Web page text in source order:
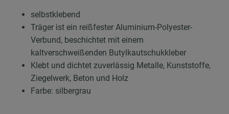
selbstklebend
Träger ist ein reißfester Aluminium-Polyester-
Verbund, beschichtet mit einem
kaltverschweißenden Butylkautschukkleber
Klebt und dichtet zuverlässig Metalle, Kunststoffe,
Ziegelwerk, Beton und Holz
Farbe: silbergrau